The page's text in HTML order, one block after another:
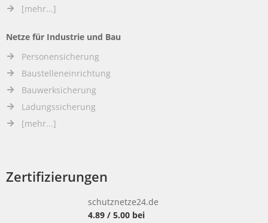
[mehr...]
Netze für Industrie und Bau
Personensicherung
Baustelleneinrichtung
Bauwerksicherung
Ladungssicherung
[mehr...]
Zertifizierungen
schutznetze24.de
4.89/ 5.00bei